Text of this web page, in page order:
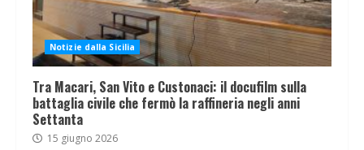
Notizie dalla Sicilia
Tra Macari, San Vito e Custonaci: il docufilm sulla
battaglia civile che fermò la raffineria negli anni
Settanta
15 giugno 2026